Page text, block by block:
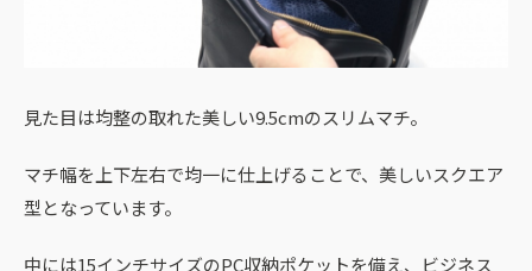
見た目は均整の取れた美しい9.5cmのスリムマチ。
マチ幅を上下左右で均一に仕上げることで、美しいスクエア
型となっています。
中には15インチサイズのPC収納ポケットを備え、ビジネス